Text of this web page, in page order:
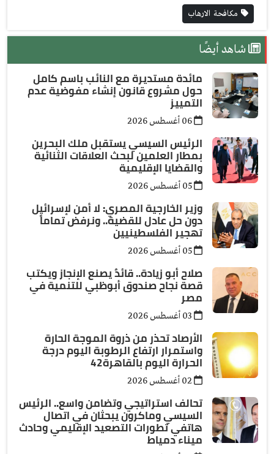
مكافحة الارهاب
شاهد أيضًا
مائدة مستديرة مع النائب باسم كامل
حول مشروع قانون إنشاء مفوضية عدم
التمييز
الرئيس السيسي يستقبل ملك البحرين
بمطار العلمين لبحث العلاقات الثنائية
والقضايا الإقليمية
وزير الخارجية المصري: لا أمن لإسرائيل
دون حل عادل للقضية.. ونرفض تماماً
تهجير الفلسطينيين
صلاح أبو زيادة.. قائدٌ يصنع الإنجاز ويكتب
قصة نجاح صندوق أبوظبي للتنمية في
مصر
الأرصاد تحذر من ذروة الموجة الحارة
واستمرار ارتفاع الرطوبة اليوم درجة
الحرارة اليوم بالقاهرة42
تحالف استراتيجي وتضامن واسع.. الرئيس
السيسي وماكرون يبحثان في اتصال
هاتفي تطورات التصعيد الإقليمي وحادث
ميناء دمياط